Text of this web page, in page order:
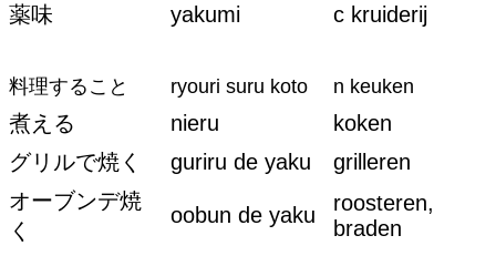
薬味
yakumi c kruiderij
料理すること ryouri suru koto n keuken
煮える nieru
koken
グリルで焼く
guriru de yaku
grilleren
オーブンデ焼
く
oobun de yaku
roosteren,
braden